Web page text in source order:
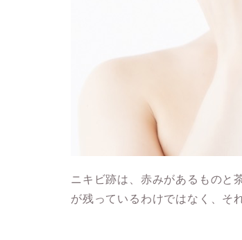
ニキビ跡は、赤みがあるものと
が残っているわけではなく、そ